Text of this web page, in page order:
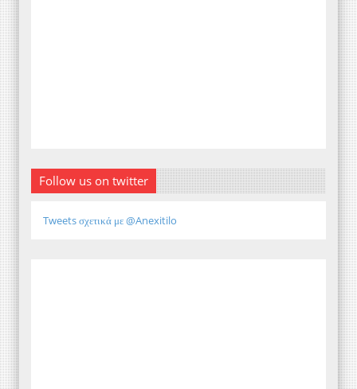
Follow us on twitter
Tweets σχετικά με @Anexitilo